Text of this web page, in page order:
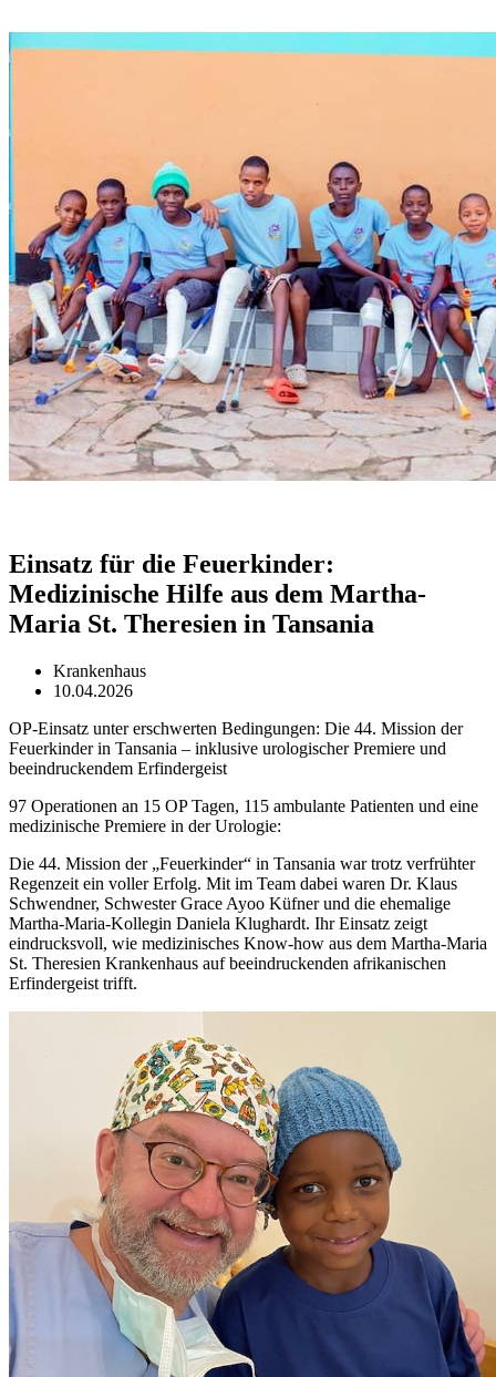
Einsatz für die Feuerkinder:
Medizinische Hilfe aus dem Martha-
Maria St. Theresien in Tansania
Krankenhaus
10.04.2026
OP-Einsatz unter erschwerten Bedingungen: Die 44. Mission der
Feuerkinder in Tansania – inklusive urologischer Premiere und
beeindruckendem Erfindergeist
97 Operationen an 15 OP Tagen, 115 ambulante Patienten und eine
medizinische Premiere in der Urologie:
Die 44. Mission der „Feuerkinder“ in Tansania war trotz verfrühter
Regenzeit ein voller Erfolg. Mit im Team dabei waren Dr. Klaus
Schwendner, Schwester Grace Ayoo Küfner und die ehemalige
Martha-Maria-Kollegin Daniela Klughardt. Ihr Einsatz zeigt
eindrucksvoll, wie medizinisches Know-how aus dem Martha-Maria
St. Theresien Krankenhaus auf beeindruckenden afrikanischen
Erfindergeist trifft.